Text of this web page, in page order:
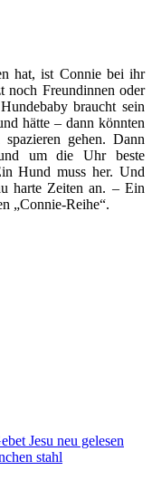
hat, ist Connie bei ihr
noch Freundinnen oder
braucht sein
hätte – dann könnten
gehen. Dann
um die Uhr beste
Hund muss her. Und
harte Zeiten an. – Ein
„Connie-Reihe“.
Jesu neu gelesen
stahl